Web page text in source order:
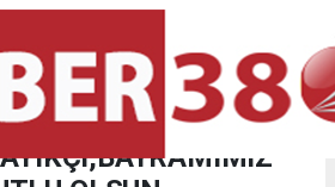
HABER